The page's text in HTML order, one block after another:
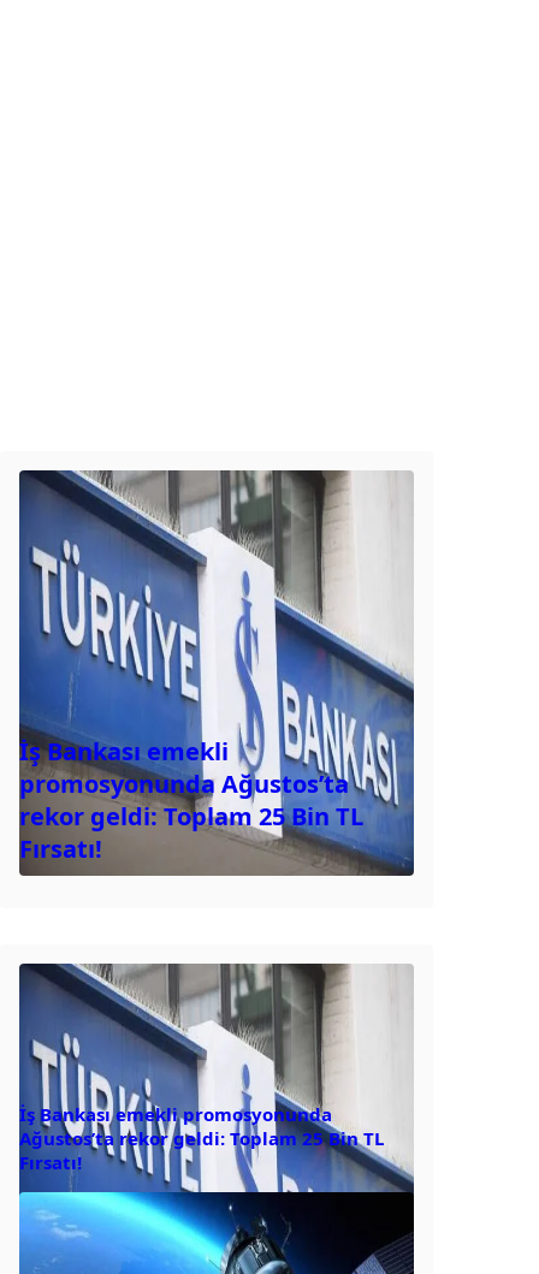
İş Bankası emekli
promosyonunda Ağustos’ta
rekor geldi: Toplam 25 Bin TL
Fırsatı!
İş Bankası emekli promosyonunda
Ağustos’ta rekor geldi: Toplam 25 Bin TL
Fırsatı!